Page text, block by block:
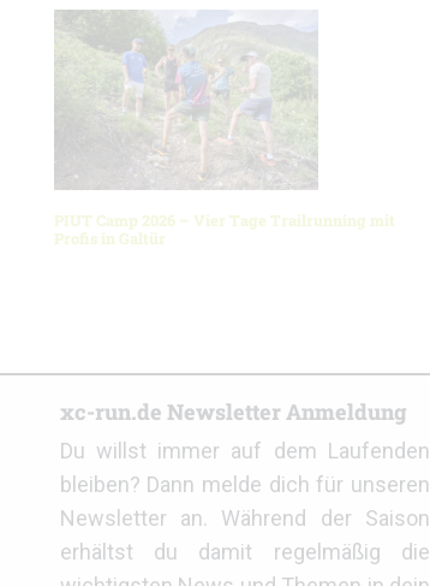
PIUT Camp 2026 – Vier Tage Trailrunning mit
Profis in Galtür
xc-run.de Newsletter Anmeldung
Du willst immer auf dem Laufenden
bleiben? Dann melde dich für unseren
Newsletter an. Während der Saison
erhältst du damit regelmäßig die